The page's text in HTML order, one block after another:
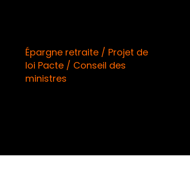
Épargne retraite / Projet de
loi Pacte / Conseil des
ministres